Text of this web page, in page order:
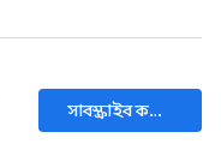
সাবস্ক্রাইব করুন